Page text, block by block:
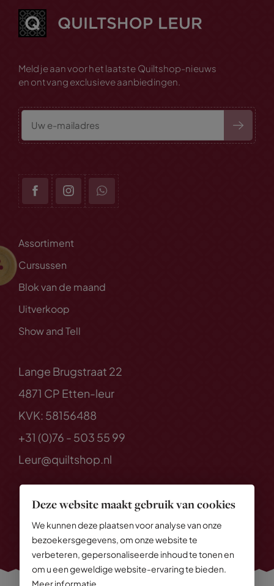
Deze website maakt gebruik van cookies
We kunnen deze plaatsen voor analyse van onze
bezoekersgegevens, om onze website te
verbeteren, gepersonaliseerde inhoud te tonen en
om u een geweldige website-ervaring te bieden.
Meer informatie
Meld je aan voor het laatste Quiltshop-nieuws
en ontvang exclusieve aanbiedingen.
Assortiment
Cursussen
Blok van de maand
Uitverkoop
Show and Tell
Lange Brugstraat 22
4871 CP Etten-leur
KVK: 58156488
+31 (0)76 - 503 55 99
Leur@quiltshop.nl